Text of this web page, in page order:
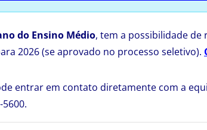
do Ensino Médio, tem a possibilidade de
2026 (se aprovado no processo seletivo).
entrar em contato diretamente com a